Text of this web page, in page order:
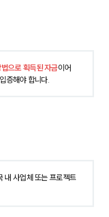
으로 획득된 자금이어
증해야 합니다.
내 사업체 또는 프로젝트